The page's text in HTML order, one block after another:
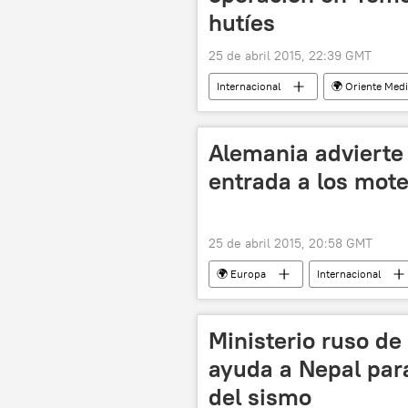
hutíes
25 de abril 2015, 22:39 GMT
Internacional 🌍 Oriente
bombardeos
Operación
Alemania
entrada a los
25 de abril 2015, 20:58 GMT
🌍 Europa Internacional
Berlín
Alexandr Zaldostánov
70 aniversario de la victoria en la
Ministerio ruso
ayuda a Nepal
del sismo